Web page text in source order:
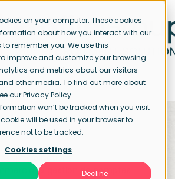
on your computer. These cookies
about how you interact with our
remember you. We use this
improve and customize your browsing
and metrics about our visitors
other media. To find out more about
our Privacy Policy.
won’t be tracked when you visit
will be used in your browser to
not to be tracked.
Cookies settings
Decline
Nos spécialisations
& gestion de comptes